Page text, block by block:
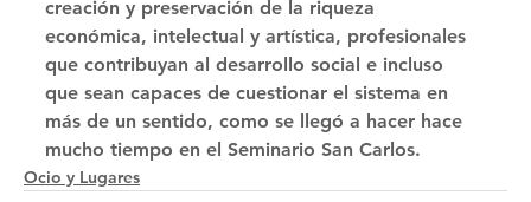
creación y preservación de la riqueza
económica, intelectual y artística, profesionales
que contribuyan al desarrollo social e incluso
que sean capaces de cuestionar el sistema en
más de un sentido, como se llegó a hacer hace
mucho tiempo en el Seminario San Carlos.
Ocio y Lugares